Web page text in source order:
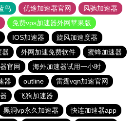
鸟 优途加速器官网
风驰加速器
免费vps加速器外网苹果版
IOS加速器
旋风加速度器
器 外网加速免费软件
蜜蜂加速器
官网
海外加速器试用一小时
器 outline
雷霆vqn加速官网
飞狗加速器
黑洞vp永久加速器 快连加速器app